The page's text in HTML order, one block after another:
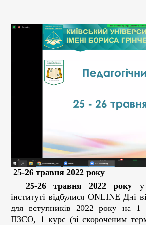
25-26 травня 2022 року
25-26 травня 2022 року у
інституті відбулися ONLINE Дні
для вступників 2022 року на 1
ПЗСО, 1 курс (зі скороченим